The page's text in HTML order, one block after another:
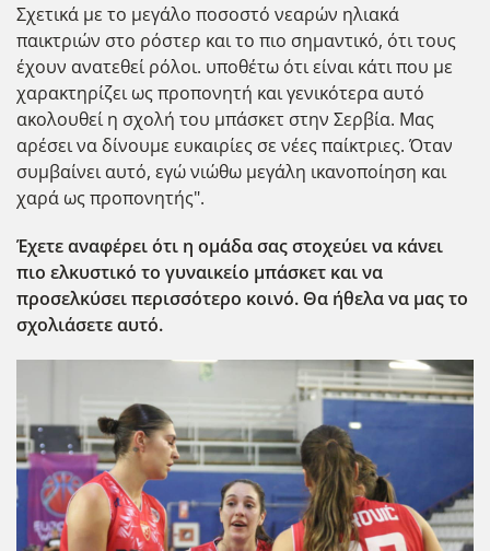
Σχετικά με το μεγάλο ποσοστό νεαρών ηλιακά
παικτριών στο ρόστερ και το πιο σημαντικό, ότι τους
έχουν ανατεθεί ρόλοι. υποθέτω ότι είναι κάτι που με
χαρακτηρίζει ως προπονητή και γενικότερα αυτό
ακολουθεί η σχολή του μπάσκετ στην Σερβία. Μας
αρέσει να δίνουμε ευκαιρίες σε νέες παίκτριες. Όταν
συμβαίνει αυτό, εγώ νιώθω μεγάλη ικανοποίηση και
χαρά ως προπονητής".
Έχετε αναφέρει ότι η ομάδα σας στοχεύει να κάνει
πιο ελκυστικό το γυναικείο μπάσκετ και να
προσελκύσει περισσότερο κοινό. Θα ήθελα να μας το
σχολιάσετε αυτό.